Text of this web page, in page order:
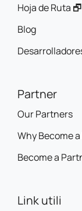
Hoja de Ruta 🗗
Blog
Partner
Our Partners
Why Become
Become a
Link utili